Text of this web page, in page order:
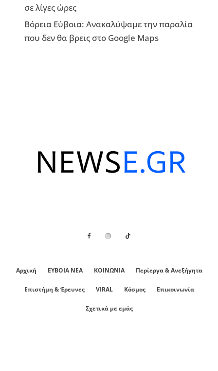
σε λίγες ώρες
Βόρεια Εύβοια: Ανακαλύψαμε την παραλία
που δεν θα βρεις στο Google Maps
Αρχική ΕΥΒΟΙΑ ΝΕΑ ΚΟΙΝΩΝΙΑ Περίεργα & Ανεξήγητα
Επιστήμη & Έρευνες VIRAL Κόσμος Επικοινωνία
Σχετικά με εμάς